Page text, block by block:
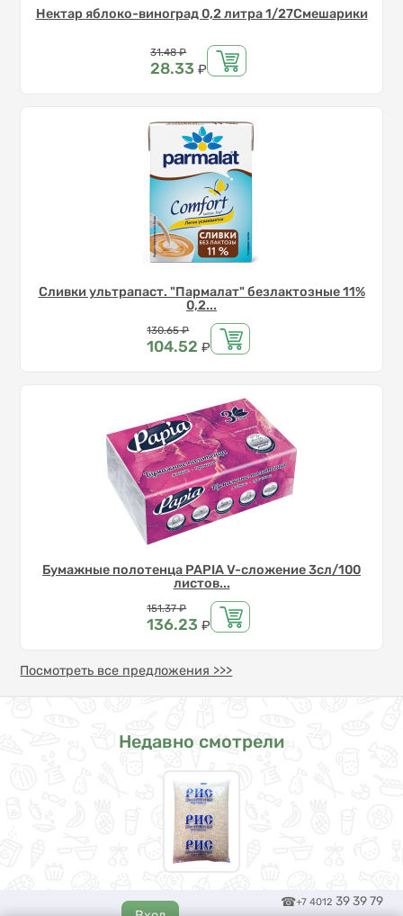
Нектар яблоко-виноград 0,2 литра 1/27Смешарики
Цена
31.48 ₽
28.33 ₽
Сливки ультрапаст. "Пармалат" безлактозные 11%
0,2...
Цена
130.65 ₽
104.52 ₽
Бумажные полотенца PAPIA V-сложение 3сл/100
листов...
Цена
151.37 ₽
136.23 ₽
Посмотреть все предложения >>>
Недавно смотрели
+7 4012 39 39 79